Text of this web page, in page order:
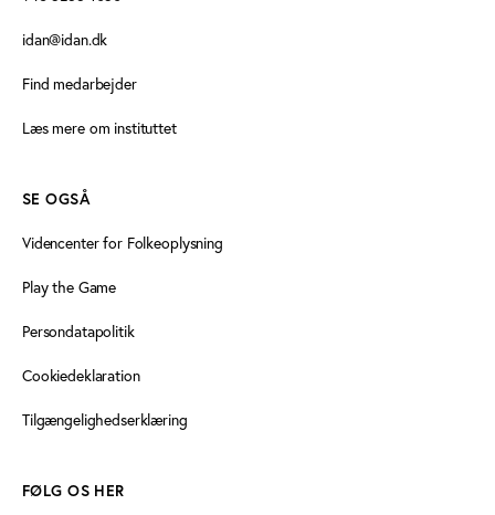
idan@idan.dk
Find medarbejder
Læs mere om instituttet
SE OGSÅ
Videncenter for Folkeoplysning
Play the Game
Persondatapolitik
Cookiedeklaration
Tilgængelighedserklæring
FØLG OS HER